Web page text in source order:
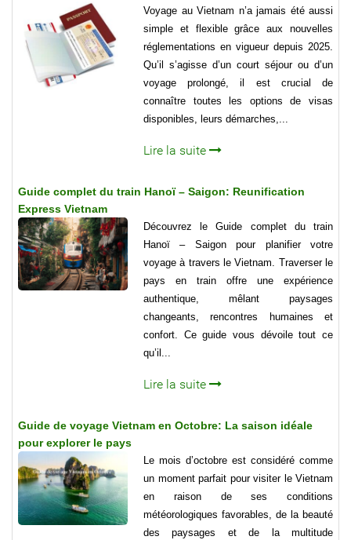
Voyage au Vietnam n’a jamais été aussi
simple et flexible grâce aux nouvelles
réglementations en vigueur depuis 2025.
Qu’il s’agisse d’un court séjour ou d’un
voyage prolongé, il est crucial de
connaître toutes les options de visas
disponibles, leurs démarches,...
Lire la suite
Guide complet du train Hanoï – Saigon: Reunification
Express Vietnam
Découvrez le Guide complet du train
Hanoï – Saigon pour planifier votre
voyage à travers le Vietnam. Traverser le
pays en train offre une expérience
authentique, mêlant paysages
changeants, rencontres humaines et
confort. Ce guide vous dévoile tout ce
qu’il...
Lire la suite
Guide de voyage Vietnam en Octobre: La saison idéale
pour explorer le pays
Le mois d’octobre est considéré comme
un moment parfait pour visiter le Vietnam
en raison de ses conditions
météorologiques favorables, de la beauté
des paysages et de la multitude